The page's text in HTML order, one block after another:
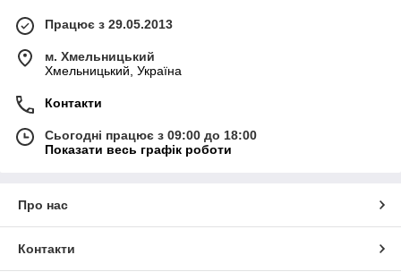
Працює з 29.05.2013
м. Хмельницький
Хмельницький, Україна
Контакти
Сьогодні працює з 09:00 до 18:00
Показати весь графік роботи
Про нас
Контакти